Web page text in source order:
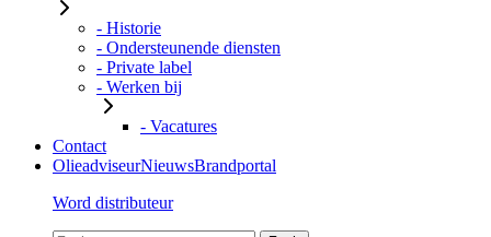
- Historie
- Ondersteunende diensten
- Private label
- Werken bij
- Vacatures
Contact
OlieadviseurNieuwsBrandportal
Word distributeur